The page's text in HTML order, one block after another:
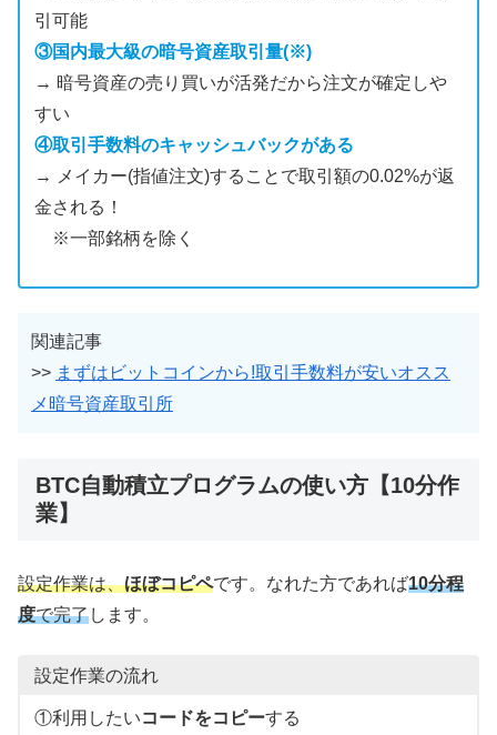
引可能
③国内最大級の暗号資産取引量(※)
→ 暗号資産の売り買いが活発だから注文が確定しや
すい
④取引手数料のキャッシュバックがある
→ メイカー(指値注文)することで取引額の0.02%が返
金される！
※一部銘柄を除く
関連記事
>> まずはビットコインから!取引手数料が安いオスス
メ暗号資産取引所
BTC自動積立プログラムの使い方【10分作
業】
設定作業は、ほぼコピペです。なれた方であれば10分程
度で完了します。
設定作業の流れ
①利用したいコードをコピーする